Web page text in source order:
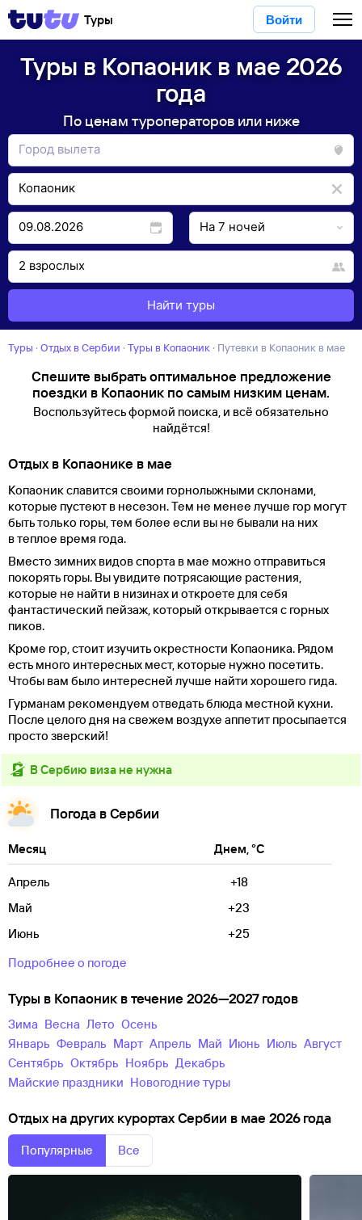
Туры Войти
Туры в Копаоник в мае 2026
года
По ценам туроператоров или ниже
Найти туры
Туры · Отдых в Сербии · Туры в Копаоник · Путевки в Копаоник в мае
Спешите выбрать оптимальное предложение
поездки в Копаоник по самым низким ценам.
Воспользуйтесь формой поиска, и всё обязательно
найдётся!
Отдых в Копаонике в мае
Копаоник славится своими горнолыжными склонами,
которые пустеют в несезон. Тем не менее лучше гор могут
быть только горы, тем более если вы не бывали на них
в теплое время года.
Вместо зимних видов спорта в мае можно отправиться
покорять горы. Вы увидите потрясающие растения,
которые не найти в низинах и откроете для себя
фантастический пейзаж, который открывается с горных
пиков.
Кроме гор, стоит изучить окрестности Копаоника. Рядом
есть много интересных мест, которые нужно посетить.
Чтобы вам было интересней лучше найти хорошего гида.
Гурманам рекомендуем отведать блюда местной кухни.
После целого дня на свежем воздухе аппетит просыпается
просто зверский!
в Сербию виза не нужна
Погода в Сербии
Месяц Днем, °C
Апрель
+18
Май
+23
Июнь
+25
Подробнее о погоде
Туры в Копаоник в течение 2026—2027 годов
зима весна лето
осень
Январь
Февраль Март Апрель Май Июнь Июль
Август
Сентябрь
Октябрь Ноябрь
Декабрь
майские праздники
новогодние туры
Отдых на других курортах Сербии в мае 2026 года
Популярные Все